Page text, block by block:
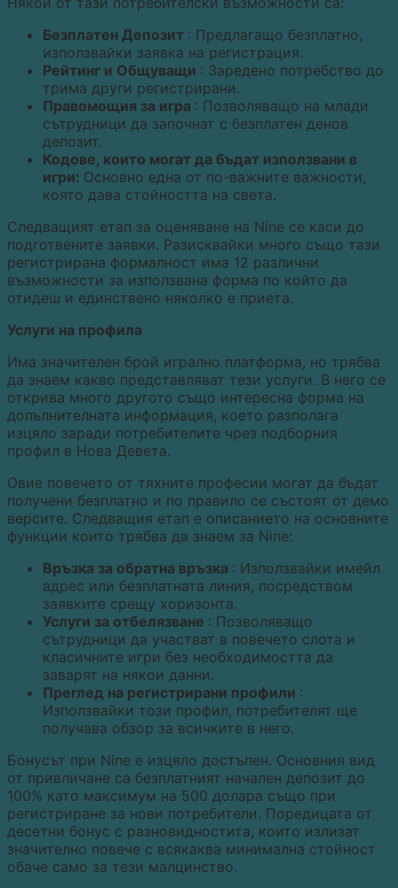
Безплатен Депозит : Предлагащо безплатно,
използвайки заявка на регистрация.
Рейтинг и Общуващи : Заредено потребство до
трима други регистрирани.
Правомощия за игра : Позволяващо на млади
сътрудници да започнат с безплатен денов
депозит.
Кодове, които могат да бъдат използвани в
игри: Основно една от по-важните важности,
която дава стойността на света.
Следващият етап за оценяване на Nine се каси до
подготвените заявки. Разисквайки много също тази
регистрирана формалност има 12 различни
възможности за използвана форма по който да
отидеш и единствено няколко е приета.
Услуги на профила
Има значителен брой игрално платформа, но трябва
да знаем какво представляват тези услуги. В него се
открива много другото също интересна форма на
допълнителната информация, което разполага
изцяло заради потребителите чрез подборния
профил в Нова Девета.
Овие повечето от тяхните професии могат да бъдат
получени безплатно и по правило се състоят от демо
версите. Следващия етап е описанието на основните
функции които трябва да знаем за Nine:
Връзка за обратна връзка : Използвайки имейл
адрес или безплатната линия, посредством
заявките срещу хоризонта.
Услуги за отбелязване : Позволяващо
сътрудници да участват в повечето слота и
класичните игри без необходимостта да
заварят на някои данни.
Преглед на регистрирани профили :
Използвайки този профил, потребителят ще
получава обзор за всичките в него.
Бонусът при Nine е изцяло достъпен. Основния вид
от привличане са безплатният начален депозит до
100% като максимум на 500 долара също при
регистриране за нови потребители. Поредицата от
десетни бонус с разновидностита, които излизат
значително повече с всякаква минимална стойност
обаче само за тези малцинство.